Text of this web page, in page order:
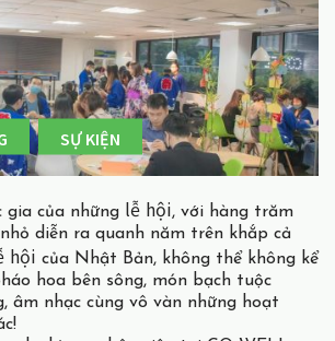
SỰ KIỆN
gia của những lễ hội, với hàng trăm
diễn ra quanh năm trên khắp cả
hội của Nhật Bản, không thể không kể
hoa bên sông, món bạch tuộc
âm nhạc cùng vô vàn những hoạt